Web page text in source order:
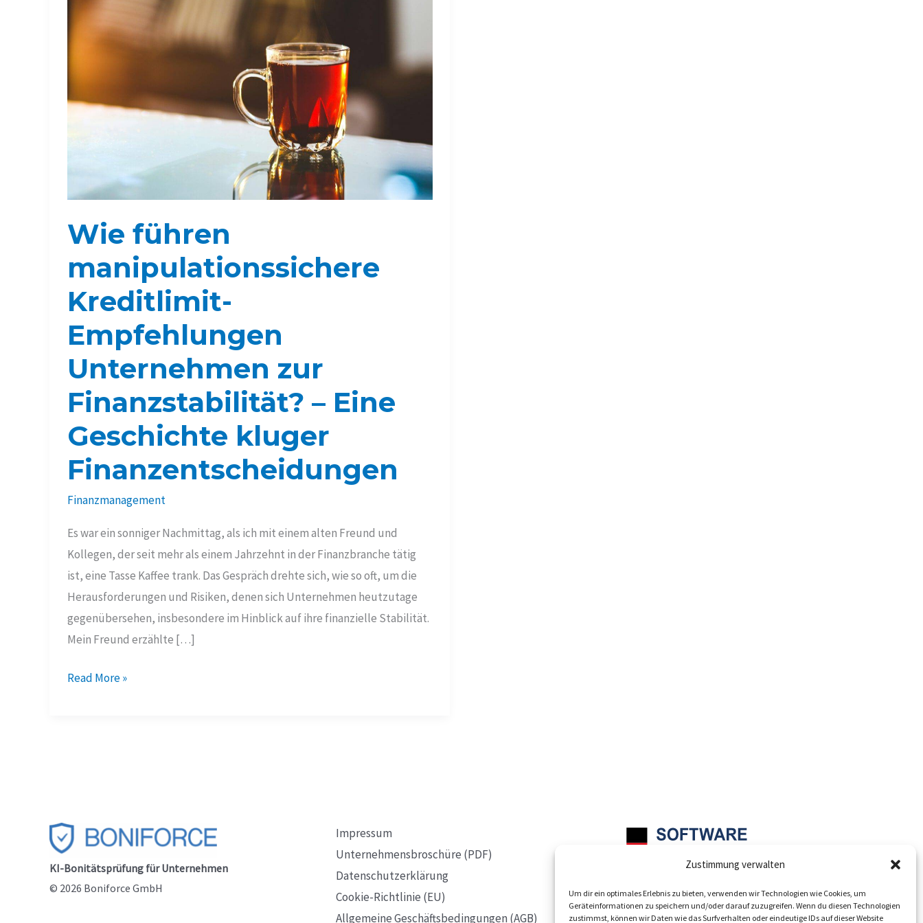
Zustimmung verwalten
Um dir ein optimales Erlebnis zu bieten, verwenden wir Technologien wie Cookies, um
Geräteinformationen zu speichern und/oder darauf zuzugreifen. Wenn du diesen Technologien
zustimmst, können wir Daten wie das Surfverhalten oder eindeutige IDs auf dieser Website
Wie führen
manipulationssichere
Kreditlimit-
Empfehlungen
Unternehmen zur
Finanzstabilität? – Eine
Geschichte kluger
Finanzentscheidungen
Finanzmanagement
Es war ein sonniger Nachmittag, als ich mit einem alten Freund und
Kollegen, der seit mehr als einem Jahrzehnt in der Finanzbranche tätig
ist, eine Tasse Kaffee trank. Das Gespräch drehte sich, wie so oft, um die
Herausforderungen und Risiken, denen sich Unternehmen heutzutage
gegenübersehen, insbesondere im Hinblick auf ihre finanzielle Stabilität.
Mein Freund erzählte […]
Wie
Finanzstabilität?
–
Eine
Geschichte
Read More »
KI-Bonitätsprüfung für Unternehmen
© 2026 Boniforce GmbH
Impressum
Unternehmensbroschüre (PDF)
Datenschutzerklärung
Cookie-Richtlinie (EU)
Allgemeine Geschäftsbedingungen (AGB)
Mit Sitz in Düsseldorf